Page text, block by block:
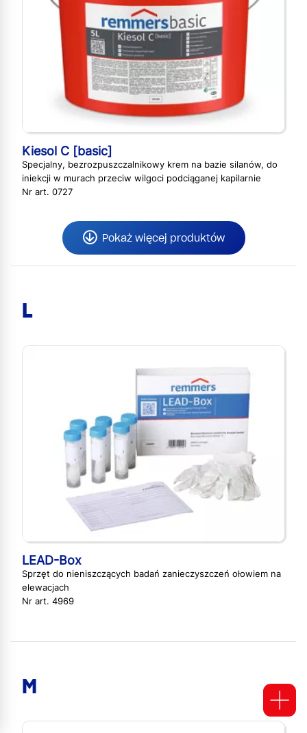
Kiesol C [basic]
Specjalny, bezrozpuszczalnikowy krem na bazie silanów, do
iniekcji w murach przeciw wilgoci podciąganej kapilarnie
Nr art. 0727
Pokaż więcej produktów
L
LEAD-Box
Sprzęt do nieniszczących badań zanieczyszczeń ołowiem na
elewacjach
Nr art. 4969
M